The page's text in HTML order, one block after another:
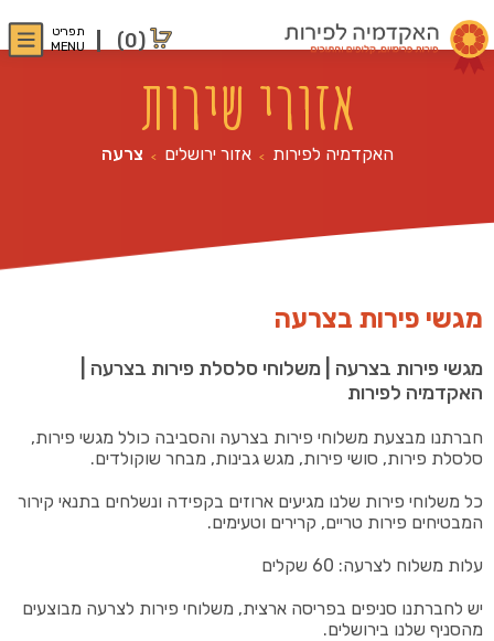
(0)
תפריט
MENU
אזורי שירות
האקדמיה לפירות > אזור ירושלים > צרעה
מגשי פירות בצרעה
מגשי פירות בצרעה | משלוחי סלסלת פירות בצרעה |
האקדמיה לפירות
חברתנו מבצעת משלוחי פירות בצרעה והסביבה כולל מגשי פירות,
סלסלת פירות, סושי פירות, מגש גבינות, מבחר שוקולדים.
כל משלוחי פירות שלנו מגיעים ארוזים בקפידה ונשלחים בתנאי קירור
המבטיחים פירות טריים, קרירים וטעימים.
עלות משלוח לצרעה: 60 שקלים
יש לחברתנו סניפים בפריסה ארצית, משלוחי פירות לצרעה מבוצעים
מהסניף שלנו בירושלים.